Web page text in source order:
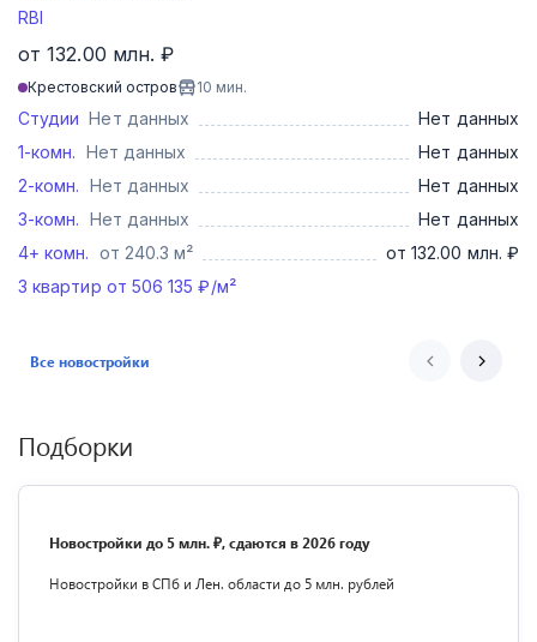
RBI
от 132.00 млн. ₽
Крестовский остров 10 мин.
Студии Нет данных
Нет данных
1-комн. Нет данных
Нет данных
2-комн. Нет данных
Нет данных
3-комн. Нет данных
Нет данных
4+ комн. от 240.3 м²
от 132.00 млн. ₽
3 квартир от 506 135 ₽/м²
Все новостройки
Подборки
Новостройки до 5 млн. ₽, сдаются в 2026 году
Новостройки в СПб и Лен. области до 5 млн. рублей